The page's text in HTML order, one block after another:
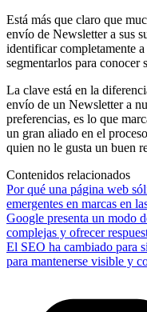
Está más que claro que
envío de Newsletter a sus
identificar completamente
segmentarlos para conocer
La clave está en la
envío de un Newsletter a
preferencias, es lo que
un gran aliado en el
quien no le gusta un buen
Contenidos relacionados
Por qué una página web
emergentes en marcas en
Google presenta un modo
complejas y ofrecer
El SEO ha cambiado para
para mantenerse visible y